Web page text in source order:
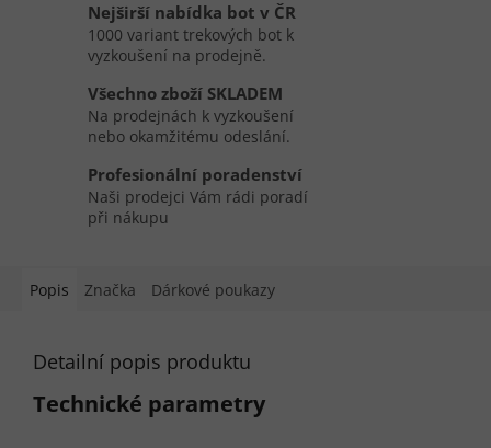
Nejširší nabídka bot v ČR
1000 variant trekových bot k
vyzkoušení na prodejně.
Všechno zboží SKLADEM
Na prodejnách k vyzkoušení
nebo okamžitému odeslání.
Profesionální poradenství
Naši prodejci Vám rádi poradí
při nákupu
Popis Značka Dárkové poukazy
Detailní popis produktu
Technické parametry